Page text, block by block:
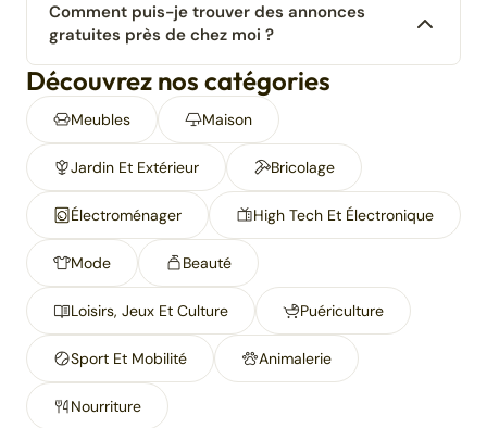
Comment puis-je trouver des annonces
gratuites près de chez moi ?
Découvrez nos catégories
Meubles Maison
Jardin Et Extérieur Bricolage
Électroménager High Tech Et Électronique
Mode Beauté
Loisirs, Jeux Et Culture Puériculture
Sport Et Mobilité Animalerie
Nourriture